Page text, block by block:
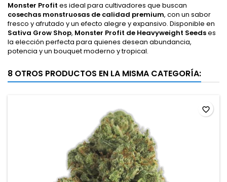
Monster Profit es ideal para cultivadores que buscan
cosechas monstruosas de calidad premium, con un sabor
fresco y afrutado y un efecto alegre y expansivo. Disponible en
Sativa Grow Shop, Monster Profit de Heavyweight Seedses
la elección perfecta para quienes desean abundancia,
potencia y un bouquet moderno y tropical.
8 OTROS PRODUCTOS EN LA MISMA CATEGORÍA:
favorite_border